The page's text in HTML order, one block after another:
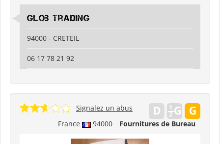
Glob Trading
94000 - CRETEIL
06 17 78 21 92
France 94000 Fournitures de Bureau
Signalez un abus